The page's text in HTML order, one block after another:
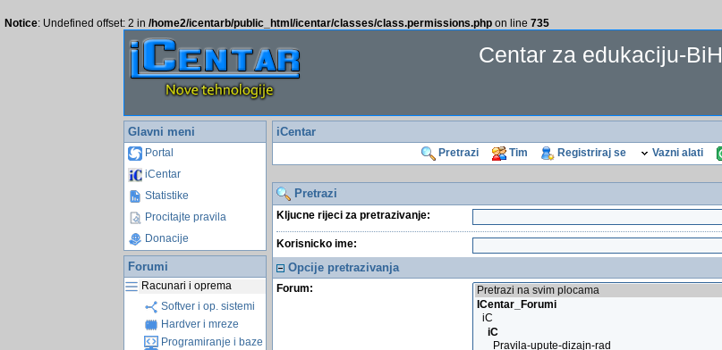
Notice: Undefined offset: 2 in /home2/icentarb/public_html/icentar/classes/class.permissions.php on line 735
Centar za edukaciju-BiH
Glavni meni
Portal
iCentar
Statistike
Procitajte pravila
Donacije
Forumi
Racunari i oprema
Softver i op. sistemi
Hardver i mreze
Programiranje i baze
iCentar
Pretrazi Tim Registriraj se Vazni alati
Pretrazi
Kljucne rijeci za pretrazivanje:
Korisnicko ime:
Opcije pretrazivanja
Forum: